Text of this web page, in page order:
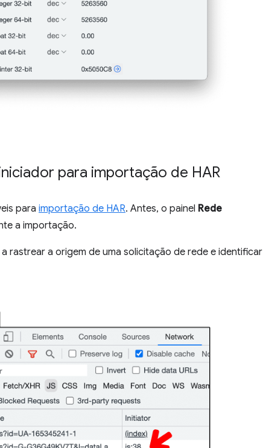
para importação de HAR
para importação de HAR. Antes, o painel Rede
a importação.
rastrear a origem de uma solicitação de rede e identificar